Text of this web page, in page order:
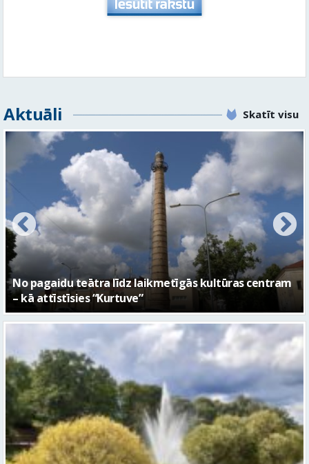
FOTO: Ar daudzveidīgiem notikumiem aizvadīta
Valmieras 743. dzimšanas diena
Piektdien laiks kļūs vēsāks un vējaināks